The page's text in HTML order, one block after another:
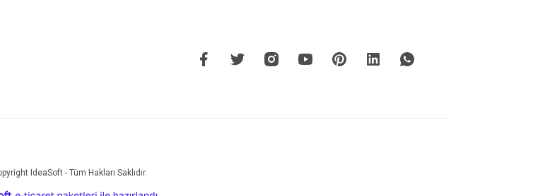
IdeaSoft - Tüm Hakları Saklıdır.